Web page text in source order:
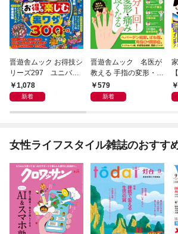
晋遊舎ムック お得技シ
リーズ297 ユニバー
サル・スタジオ・ジャ
パンお得技ベストセレ
1,078
新着
晋遊舎ムック 名医が
教える 手指の変形・痛
みが良くなる本
579
新着
女性ライフスタイル雑誌のおすす